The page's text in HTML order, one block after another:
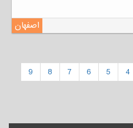
اصفهان
4
5
6
7
8
9